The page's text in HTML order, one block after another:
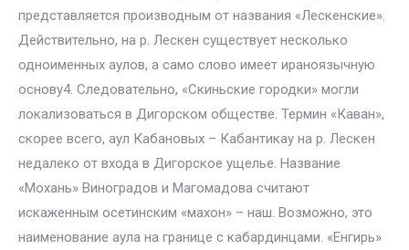
представляется производным от названия «Лескенские».
Действительно, на р. Лескен существует несколько
одноименных аулов, а само слово имеет ираноязычную
основу4. Следовательно, «Скиньские городки» могли
локализоваться в Дигорском обществе. Термин «Каван»,
скорее всего, аул Кабановых – Кабантикау на р. Лескен
недалеко от входа в Дигорское ущелье. Название
«Мохань» Виноградов и Магомадова считают
искаженным осетинским «махон» – наш. Возможно, это
наименование аула на границе с кабардинцами. «Енгирь»